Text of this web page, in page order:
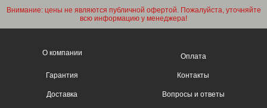
Внимание: цены не являются публичной офертой. Пожалуйста, уточняйте
всю информацию у менеджера!
О компании Оплата
Гарантия Контакты
Доставка Вопросы и ответы